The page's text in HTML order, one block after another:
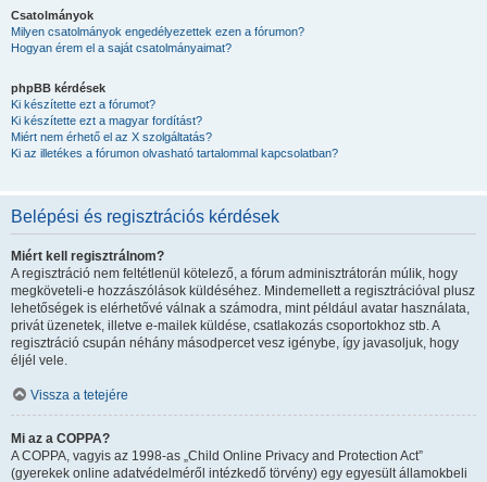
Csatolmányok
Milyen csatolmányok engedélyezettek ezen a fórumon?
Hogyan érem el a saját csatolmányaimat?
phpBB kérdések
Ki készítette ezt a fórumot?
Ki készítette ezt a magyar fordítást?
Miért nem érhető el az X szolgáltatás?
Ki az illetékes a fórumon olvasható tartalommal kapcsolatban?
Belépési és regisztrációs kérdések
Miért kell regisztrálnom?
A regisztráció nem feltétlenül kötelező, a fórum adminisztrátorán múlik, hogy
megköveteli-e hozzászólások küldéséhez. Mindemellett a regisztrációval plusz
lehetőségek is elérhetővé válnak a számodra, mint például avatar használata,
privát üzenetek, illetve e-mailek küldése, csatlakozás csoportokhoz stb. A
regisztráció csupán néhány másodpercet vesz igénybe, így javasoljuk, hogy
éljél vele.
Vissza a tetejére
Mi az a COPPA?
A COPPA, vagyis az 1998-as „Child Online Privacy and Protection Act”
(gyerekek online adatvédelméről intézkedő törvény) egy egyesült államokbeli